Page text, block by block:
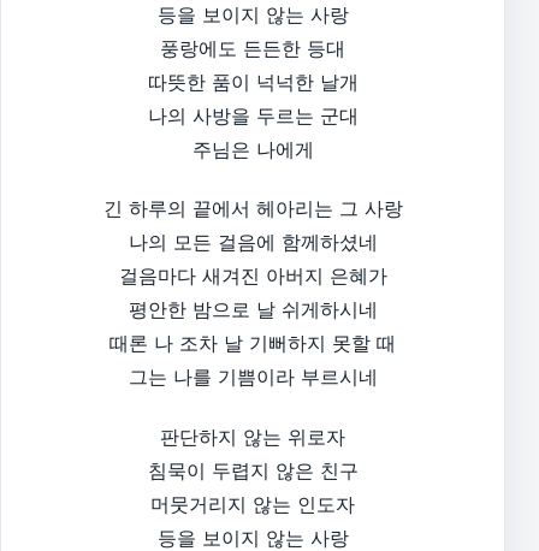
등을 보이지 않는 사랑
풍랑에도 든든한 등대
따뜻한 품이 넉넉한 날개
나의 사방을 두르는 군대
주님은 나에게
긴 하루의 끝에서 헤아리는 그 사랑
나의 모든 걸음에 함께하셨네
걸음마다 새겨진 아버지 은혜가
평안한 밤으로 날 쉬게하시네
때론 나 조차 날 기뻐하지 못할 때
그는 나를 기쁨이라 부르시네
판단하지 않는 위로자
침묵이 두렵지 않은 친구
머뭇거리지 않는 인도자
등을 보이지 않는 사랑